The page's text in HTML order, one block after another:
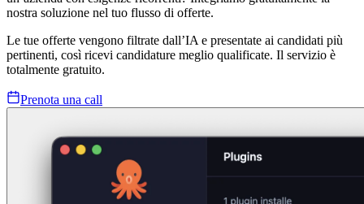
nostra soluzione nel tuo flusso di offerte.
Le tue offerte vengono filtrate dall’IA e presentate ai candidati più
pertinenti, così ricevi candidature meglio qualificate. Il servizio è
totalmente gratuito.
Prenota una call